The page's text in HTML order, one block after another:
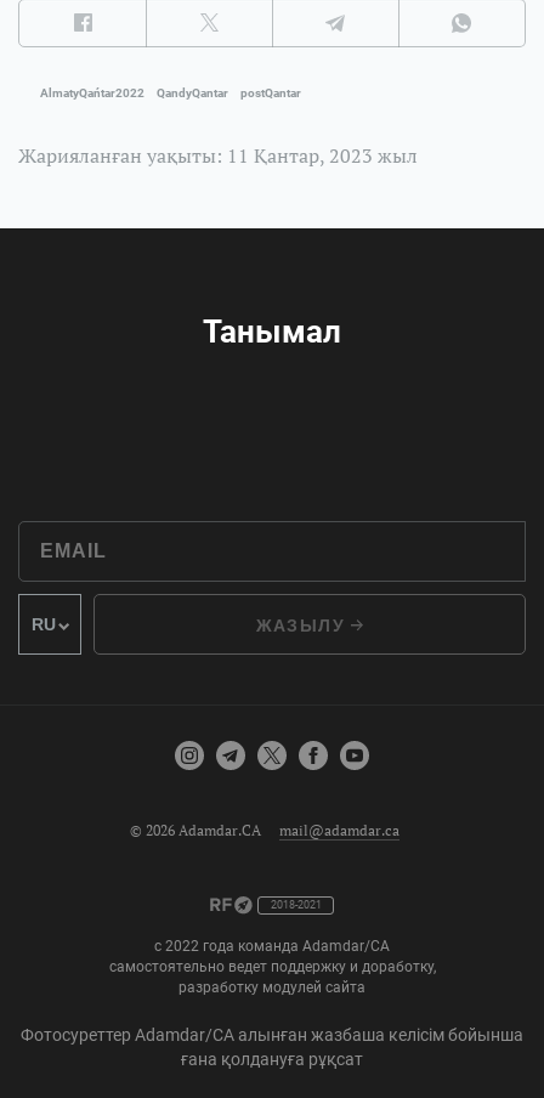
AlmatyQańtar2022 QandyQantar postQantar
Жарияланған уақыты: 11 Қантар, 2023 жыл
Танымал
ЖАЗЫЛУ
© 2026 Adamdar.CA mail@adamdar.ca
2018-2021
с 2022 года команда Adamdar/CA
самостоятельно ведет поддержку и доработку,
разработку модулей сайта
Фотосуреттер Adamdar/CA алынған жазбаша келісім бойынша
ғана қолдануға рұқсат